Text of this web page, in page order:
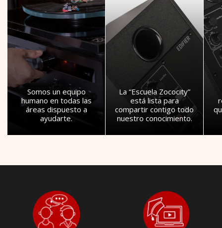
Somos un equipo
humano en todas las
áreas dispuesto a
ayudarte.
La “Escuela Zococity”
está lista para
compartir contigo todo
nuestro conocimiento.